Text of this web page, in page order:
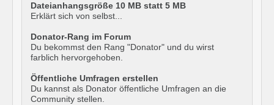
Dateianhangsgröße 10 MB statt 5 MB
Erklärt sich von selbst...
Donator-Rang im Forum
Du bekommst den Rang "Donator" und du wirst
farblich hervorgehoben.
Öffentliche Umfragen erstellen
Du kannst als Donator öffentliche Umfragen an die
Community stellen.